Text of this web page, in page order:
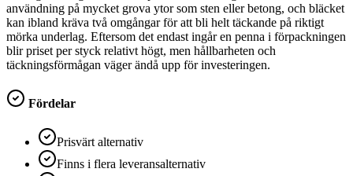
användning på mycket grova ytor som sten eller betong, och bläcket
kan ibland kräva två omgångar för att bli helt täckande på riktigt
mörka underlag. Eftersom det endast ingår en penna i förpackningen
blir priset per styck relativt högt, men hållbarheten och
täckningsförmågan väger ändå upp för investeringen.
Fördelar
Prisvärt alternativ
Finns i flera leveransalternativ